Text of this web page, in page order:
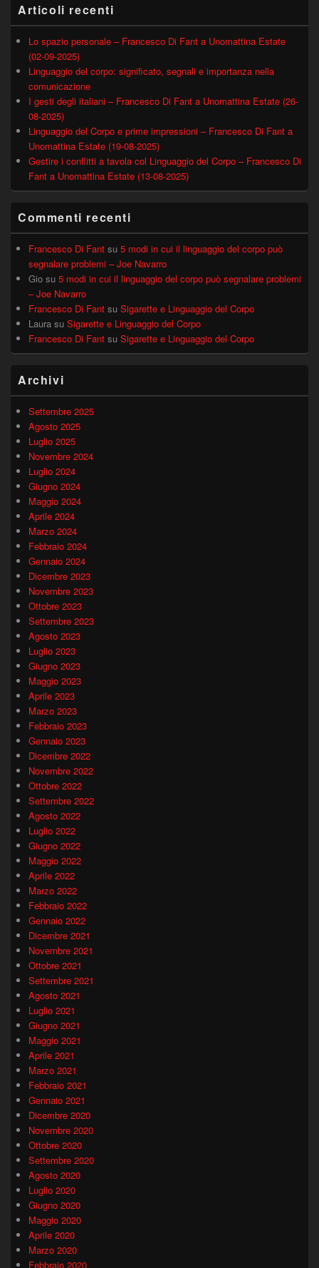
Articoli recenti
Lo spazio personale – Francesco Di Fant a Unomattina Estate
(02-09-2025)
Linguaggio del corpo: significato, segnali e importanza nella
comunicazione
I gesti degli italiani – Francesco Di Fant a Unomattina Estate (26-
08-2025)
Linguaggio del Corpo e prime impressioni – Francesco Di Fant a
Unomattina Estate (19-08-2025)
Gestire i conflitti a tavola col Linguaggio del Corpo – Francesco Di
Fant a Unomattina Estate (13-08-2025)
Commenti recenti
Francesco Di Fant su 5 modi in cui il linguaggio del corpo può
segnalare problemi – Joe Navarro
Gio su 5 modi in cui il linguaggio del corpo può segnalare problemi
– Joe Navarro
Francesco Di Fant su Sigarette e Linguaggio del Corpo
Laura su Sigarette e Linguaggio del Corpo
Francesco Di Fant su Sigarette e Linguaggio del Corpo
Archivi
Settembre 2025
Agosto 2025
Luglio 2025
Novembre 2024
Luglio 2024
Giugno 2024
Maggio 2024
Aprile 2024
Marzo 2024
Febbraio 2024
Gennaio 2024
Dicembre 2023
Novembre 2023
Ottobre 2023
Settembre 2023
Agosto 2023
Luglio 2023
Giugno 2023
Maggio 2023
Aprile 2023
Marzo 2023
Febbraio 2023
Gennaio 2023
Dicembre 2022
Novembre 2022
Ottobre 2022
Settembre 2022
Agosto 2022
Luglio 2022
Giugno 2022
Maggio 2022
Aprile 2022
Marzo 2022
Febbraio 2022
Gennaio 2022
Dicembre 2021
Novembre 2021
Ottobre 2021
Settembre 2021
Agosto 2021
Luglio 2021
Giugno 2021
Maggio 2021
Aprile 2021
Marzo 2021
Febbraio 2021
Gennaio 2021
Dicembre 2020
Novembre 2020
Ottobre 2020
Settembre 2020
Agosto 2020
Luglio 2020
Giugno 2020
Maggio 2020
Aprile 2020
Marzo 2020
Febbraio 2020